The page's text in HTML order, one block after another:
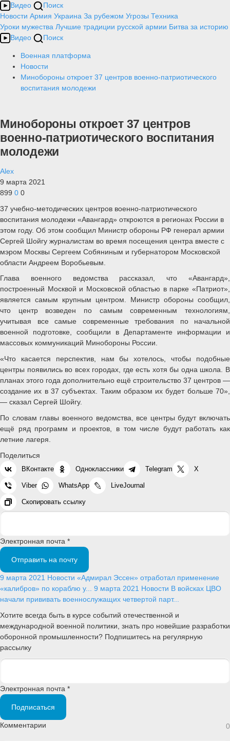
Видео
Поиск
Новости Армия Украина За рубежом Угрозы Техника
Уроки мужества Лучшие традиции русской армии Битва за историю
Видео
Поиск
Военная платформа
Новости
Минобороны откроет 37 центров военно-патриотического
воспитания молодежи
Минобороны откроет 37 центров
военно-патриотического воспитания
молодежи
Alex
9 марта 2021
899 0 0
37 учебно-методических центров военно-патриотического
воспитания молодежи «Авангард» откроются в регионах России в
этом году. Об этом сообщил Министр обороны РФ генерал армии
Сергей Шойгу журналистам во время посещения центра вместе с
мэром Москвы Сергеем Собяниным и губернатором Московской
области Андреем Воробьевым.
Глава военного ведомства рассказал, что «Авангард»,
построенный Москвой и Московской областью в парке «Патриот»,
является самым крупным центром. Министр обороны сообщил,
что центр возведен по самым современным технологиям,
учитывая все самые современные требования по начальной
военной подготовке, сообщили в Департаменте информации и
массовых коммуникаций Минобороны России.
«Что касается перспектив, нам бы хотелось, чтобы подобные
центры появились во всех городах, где есть хотя бы одна школа. В
планах этого года дополнительно ещё строительство 37 центров —
создание их в 37 субъектах. Таким образом их будет больше 70»,
— сказал Сергей Шойгу.
По словам главы военного ведомства, все центры будут включать
ещё ряд программ и проектов, в том числе будут работать как
летние лагеря.
Поделиться
ВКонтакте Одноклассники Telegram X
Viber WhatsApp LiveJournal
Скопировать ссылку
Электронная почта *
Отправить на почту
9 марта 2021 Новости «Адмирал Эссен» отработал применение
«калибров» по кораблю у... 9 марта 2021 Новости В войсках ЦВО
начали прививать военнослужащих четвертой парт...
Хотите всегда быть в курсе событий отечественной и
международной военной политики, знать про новейшие разработки
оборонной промышленности? Подпишитесь на регулярную
рассылку
Электронная почта *
Подписаться
Комментарии 0